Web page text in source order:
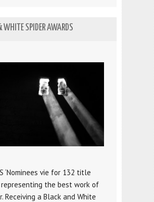
WHITE SPIDER AWARDS
‘Nominees vie for 132 title
the best work of
Receiving a Black and White